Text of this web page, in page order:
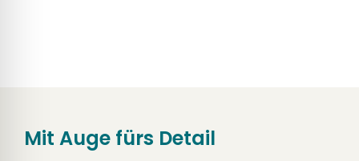
Mit Auge fürs Detail